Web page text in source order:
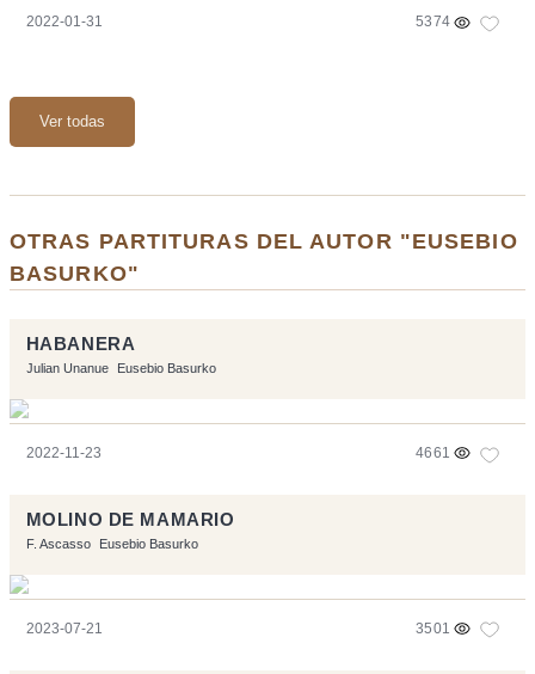
2022-01-31 5374
Ver todas
OTRAS PARTITURAS DEL AUTOR "EUSEBIO
BASURKO"
HABANERA
Julian Unanue Eusebio Basurko
2022-11-23 4661
MOLINO DE MAMARIO
F. Ascasso Eusebio Basurko
2023-07-21 3501